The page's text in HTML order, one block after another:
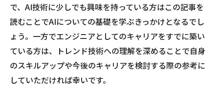
で、AI技術に少しでも興味を持っている方はこの記事を
読むことでAIについての基礎を学ぶきっかけとなるでし
ょう。一方でエンジニアとしてのキャリアをすでに築い
ている方は、トレンド技術への理解を深めることで自身
のスキルアップや今後のキャリアを検討する際の参考に
していただければ幸いです。